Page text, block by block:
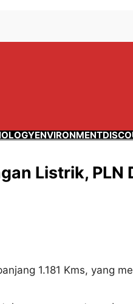
ENVIRONMENT
Listrik, PLN
1.181 Kms, yang